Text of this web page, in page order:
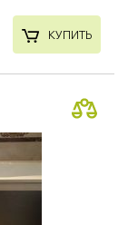
КУПИТЬ